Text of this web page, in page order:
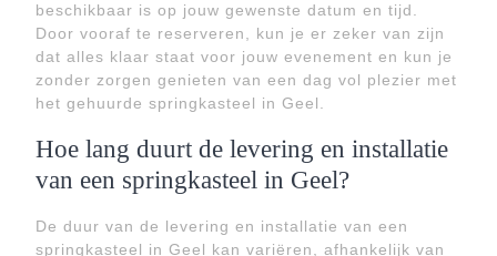
beschikbaar is op jouw gewenste datum en tijd.
Door vooraf te reserveren, kun je er zeker van zijn
dat alles klaar staat voor jouw evenement en kun je
zonder zorgen genieten van een dag vol plezier met
het gehuurde springkasteel in Geel.
Hoe lang duurt de levering en installatie
van een springkasteel in Geel?
De duur van de levering en installatie van een
springkasteel in Geel kan variëren, afhankelijk van